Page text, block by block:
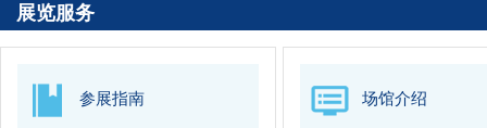
展览服务
参展指南 场馆介绍